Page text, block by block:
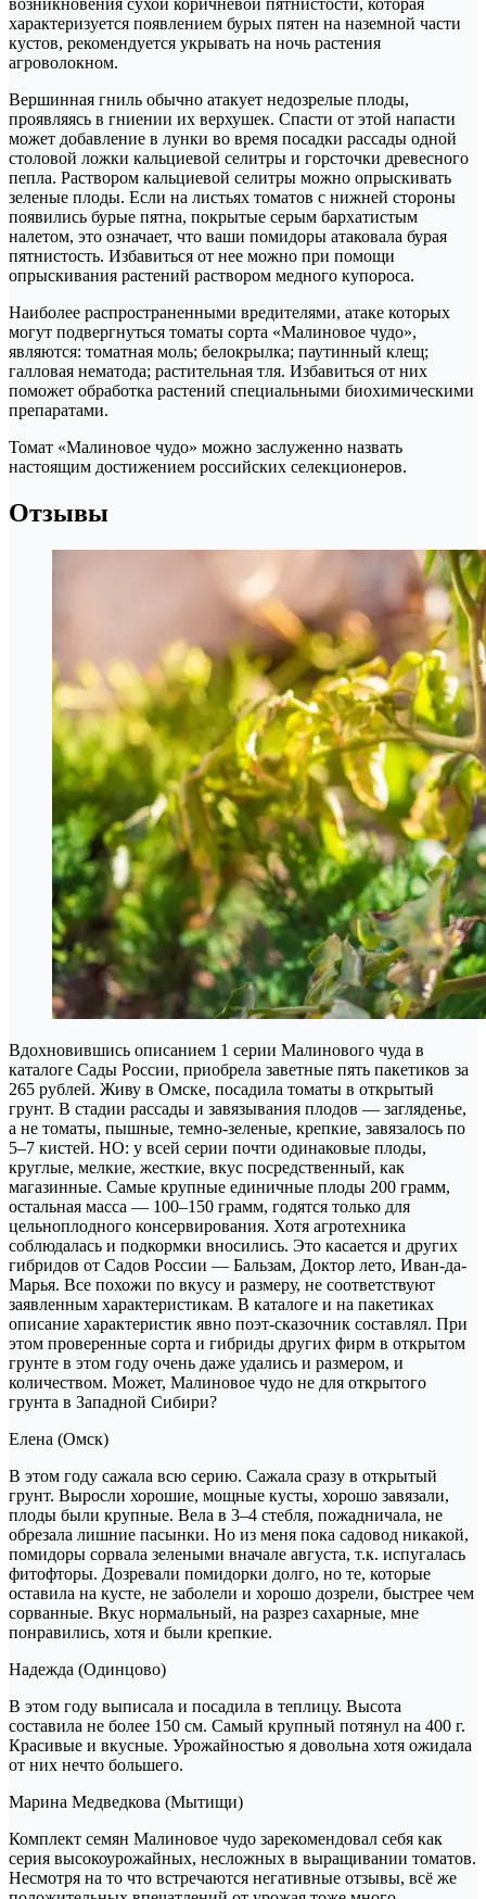
возникновения сухой коричневой пятнистости, которая
характеризуется появлением бурых пятен на наземной части
кустов, рекомендуется укрывать на ночь растения
агроволокном.
Вершинная гниль обычно атакует недозрелые плоды,
проявляясь в гниении их верхушек. Спасти от этой напасти
может добавление в лунки во время посадки рассады одной
столовой ложки кальциевой селитры и горсточки древесного
пепла. Раствором кальциевой селитры можно опрыскивать
зеленые плоды. Если на листьях томатов с нижней стороны
появились бурые пятна, покрытые серым бархатистым
налетом, это означает, что ваши помидоры атаковала бурая
пятнистость. Избавиться от нее можно при помощи
опрыскивания растений раствором медного купороса.
Наиболее распространенными вредителями, атаке которых
могут подвергнуться томаты сорта «Малиновое чудо»,
являются: томатная моль; белокрылка; паутинный клещ;
галловая нематода; растительная тля. Избавиться от них
поможет обработка растений специальными биохимическими
препаратами.
Томат «Малиновое чудо» можно заслуженно назвать
настоящим достижением российских селекционеров.
Отзывы
Вдохновившись описанием 1 серии Малинового чуда в
каталоге Сады России, приобрела заветные пять пакетиков за
265 рублей. Живу в Омске, посадила томаты в открытый
грунт. В стадии рассады и завязывания плодов — загляденье,
а не томаты, пышные, темно-зеленые, крепкие, завязалось по
5–7 кистей. НО: у всей серии почти одинаковые плоды,
круглые, мелкие, жесткие, вкус посредственный, как
магазинные. Самые крупные единичные плоды 200 грамм,
остальная масса — 100–150 грамм, годятся только для
цельноплодного консервирования. Хотя агротехника
соблюдалась и подкормки вносились. Это касается и других
гибридов от Садов России — Бальзам, Доктор лето, Иван-да-
Марья. Все похожи по вкусу и размеру, не соответствуют
заявленным характеристикам. В каталоге и на пакетиках
описание характеристик явно поэт-сказочник составлял. При
этом проверенные сорта и гибриды других фирм в открытом
грунте в этом году очень даже удались и размером, и
количеством. Может, Малиновое чудо не для открытого
грунта в Западной Сибири?
Елена (Омск)
В этом году сажала всю серию. Сажала сразу в открытый
грунт. Выросли хорошие, мощные кусты, хорошо завязали,
плоды были крупные. Вела в 3–4 стебля, пожадничала, не
обрезала лишние пасынки. Но из меня пока садовод никакой,
помидоры сорвала зелеными вначале августа, т.к. испугалась
фитофторы. Дозревали помидорки долго, но те, которые
оставила на кусте, не заболели и хорошо дозрели, быстрее чем
сорванные. Вкус нормальный, на разрез сахарные, мне
понравились, хотя и были крепкие.
Надежда (Одинцово)
В этом году выписала и посадила в теплицу. Высота
составила не более 150 см. Самый крупный потянул на 400 г.
Красивые и вкусные. Урожайностью я довольна хотя ожидала
от них нечто большего.
Марина Медведкова (Мытищи)
Комплект семян Малиновое чудо зарекомендовал себя как
серия высокоурожайных, несложных в выращивании томатов.
Несмотря на то что встречаются негативные отзывы, всё же